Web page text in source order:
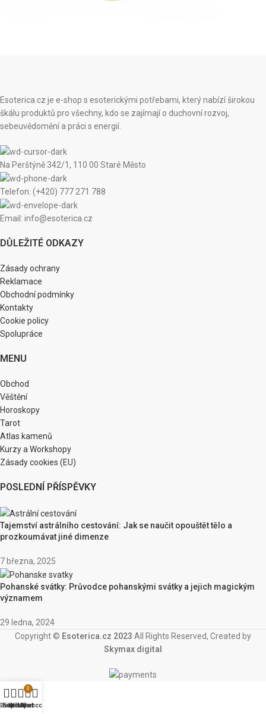
Esoterica.cz je e-shop s esoterickými potřebami, který nabízí širokou
škálu produktů pro všechny, kdo se zajímají o duchovní rozvoj,
sebeuvědomění a práci s energií.
Na Perštýně 342/1, 110 00 Staré Město
Telefon: (+420) 777 271 788
Email: info@esoterica.cz
DŮLEŽITÉ ODKAZY
Zásady ochrany
Reklamace
Obchodní podmínky
Kontakty
Cookie policy
Spolupráce
MENU
Obchod
Věštění
Horoskopy
Tarot
Atlas kamenů
Kurzy a Workshopy
Zásady cookies (EU)
POSLEDNÍ PŘÍSPĚVKY
Tajemství astrálního cestování: Jak se naučit opouštět tělo a
prozkoumávat jiné dimenze
7 března, 2025
Pohanské svátky: Průvodce pohanskými svátky a jejich magickým
významem
29 ledna, 2024
Copyright © Esoterica.cz 2023 All Rights Reserved, Created by
Skymax digital
Sidebar
Wishlist
0
Cart
My account